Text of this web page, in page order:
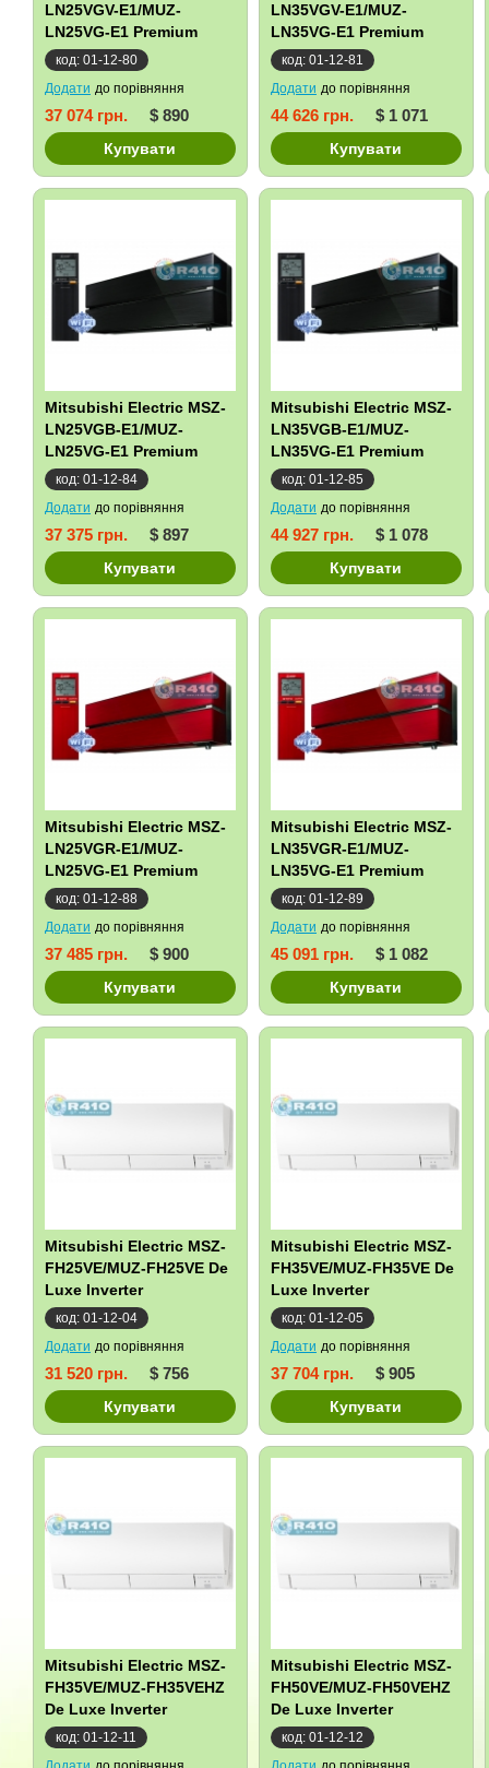
LN25VGV-E1/MUZ-
LN25VG-E1 Premium
Inverter
код: 01-12-80
Додати до порівняння
37 074 грн. $ 890
Купувати
LN35VGV-E1/MUZ-
LN35VG-E1 Premium
Inverter
код: 01-12-81
Додати до порівняння
44 626 грн. $ 1 071
Купувати
Mitsubishi Electric MSZ-
LN25VGB-E1/MUZ-
LN25VG-E1 Premium
Inverter
код: 01-12-84
Додати до порівняння
37 375 грн. $ 897
Купувати
Mitsubishi Electric MSZ-
LN35VGB-E1/MUZ-
LN35VG-E1 Premium
Inverter
код: 01-12-85
Додати до порівняння
44 927 грн. $ 1 078
Купувати
Mitsubishi Electric MSZ-
LN25VGR-E1/MUZ-
LN25VG-E1 Premium
Inverter
код: 01-12-88
Додати до порівняння
37 485 грн. $ 900
Купувати
Mitsubishi Electric MSZ-
LN35VGR-E1/MUZ-
LN35VG-E1 Premium
Inverter
код: 01-12-89
Додати до порівняння
45 091 грн. $ 1 082
Купувати
Mitsubishi Electric MSZ-
FH25VE/MUZ-FH25VE De
Luxe Inverter
код: 01-12-04
Додати до порівняння
31 520 грн. $ 756
Купувати
Mitsubishi Electric MSZ-
FH35VE/MUZ-FH35VE De
Luxe Inverter
код: 01-12-05
Додати до порівняння
37 704 грн. $ 905
Купувати
Mitsubishi Electric MSZ-
FH35VE/MUZ-FH35VEHZ
De Luxe Inverter
Zubadan
код: 01-12-11
Mitsubishi Electric MSZ-
FH50VE/MUZ-FH50VEHZ
De Luxe Inverter
Zubadan
код: 01-12-12